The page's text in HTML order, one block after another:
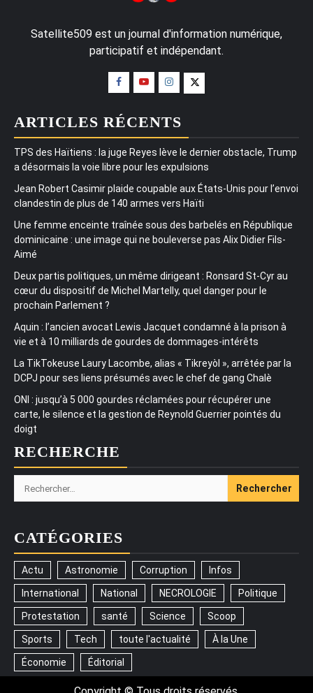
Satellite509 est un journal d'information numérique,
participatif et indépendant.
ARTICLES RÉCENTS
TPS des Haïtiens : la juge Reyes lève le dernier obstacle, Trump
a désormais la voie libre pour les expulsions
Jean Robert Casimir plaide coupable aux États-Unis pour l’envoi
clandestin de plus de 140 armes vers Haïti
Une femme enceinte traînée sous des barbelés en République
dominicaine : une image qui ne bouleverse pas Alix Didier Fils-
Aimé
Deux partis politiques, un même dirigeant : Ronsard St-Cyr au
cœur du dispositif de Michel Martelly, quel danger pour le
prochain Parlement ?
Aquin : l’ancien avocat Lewis Jacquet condamné à la prison à
vie et à 10 milliards de gourdes de dommages-intérêts
La TikTokeuse Laury Lacombe, alias « Tikreyòl », arrêtée par la
DCPJ pour ses liens présumés avec le chef de gang Chalè
ONI : jusqu’à 5 000 gourdes réclamées pour récupérer une
carte, le silence et la gestion de Reynold Guerrier pointés du
doigt
RECHERCHE
Rechercher :
CATÉGORIES
Actu Astronomie Corruption Infos
International National NECROLOGIE Politique
Protestation santé Science Scoop
Sports Tech toute l'actualité À la Une
Économie Éditorial